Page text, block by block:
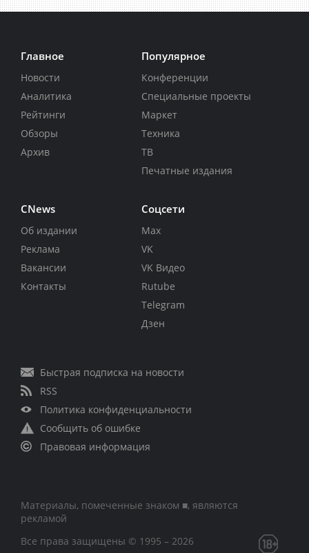
Главное
Новости
Аналитика
Рейтинги
Обзоры
Архив
Популярное
Конференции
Специальные проекты
Маркет
Техника
ТВ
Печатные издания
CNews
Об издании
Реклама
Вакансии
Контакты
Соцсети
Max
VK
VK Видео
Rutube
Telegram
Дзен
Быстрая подписка на новости
RSS
Политика конфиденциальности
Сообщить об ошибке
Правовая информация
Материалы, помеченные знаком ■, являются
рекламой
Все права защищены © 1995 – 2026